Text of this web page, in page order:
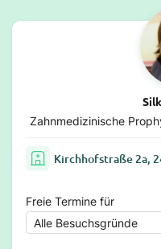
Zahnmedizinische
Kirchhofstraße 2a,
Freie Termine für